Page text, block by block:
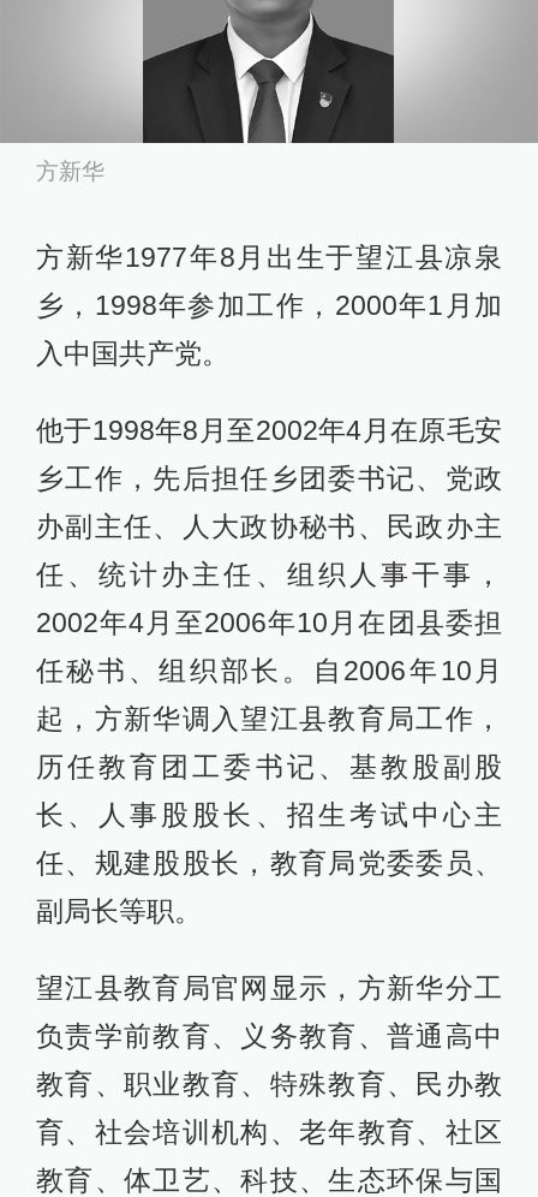
方新华
方新华1977年8月出生于望江县凉泉
乡，1998年参加工作，2000年1月加
入中国共产党。
他于1998年8月至2002年4月在原毛安
乡工作，先后担任乡团委书记、党政
办副主任、人大政协秘书、民政办主
任、统计办主任、组织人事干事，
2002年4月至2006年10月在团县委担
任秘书、组织部长。自2006年10月
起，方新华调入望江县教育局工作，
历任教育团工委书记、基教股副股
长、人事股股长、招生考试中心主
任、规建股股长，教育局党委委员、
副局长等职。
望江县教育局官网显示，方新华分工
负责学前教育、义务教育、普通高中
教育、职业教育、特殊教育、民办教
育、社会培训机构、老年教育、社区
教育、体卫艺、科技、生态环保与国